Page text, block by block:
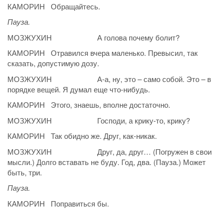
КАМОРИН Обращайтесь.
Пауза.
МОЗЖУХИН А голова почему болит?
КАМОРИН Отравился вчера маленько. Превысил, так
сказать, допустимую дозу.
МОЗЖУХИН А-а, ну, это – само собой. Это – в
порядке вещей. Я думал еще что-нибудь.
КАМОРИН Этого, знаешь, вполне достаточно.
МОЗЖУХИН Господи, а крику-то, крику?
КАМОРИН Так обидно же. Друг, как-никак.
МОЗЖУХИН Друг, да, друг… (Погружен в свои
мысли.) Долго вставать не буду. Год, два. (Пауза.) Может
быть, три.
Пауза.
КАМОРИН Поправиться бы.